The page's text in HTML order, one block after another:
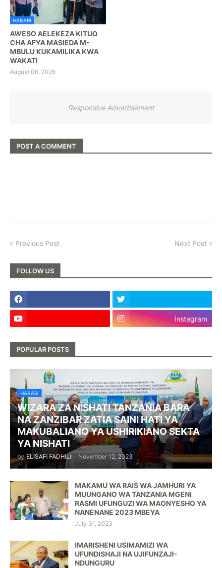
HABARI
AWESO AELEKEZA KITUO
CHA AFYA MASIEDA M-
MBULU KUKAMILIKA KWA
WAKATI
August 06, 2026
Responsive Advertisement
POST A COMMENT
Previous Post Next Post
FOLLOW US
Instagram
POPULAR POSTS
HABARI
WIZARA ZA NISHATI TANZANIA BARA
NA ZANZIBAR ZATIA SAINI HATI YA
MAKUBALIANO YA USHIRIKIANO SEKTA
YA NISHATI
by ELISAFI FADHILI - November 12, 2023
MAKAMU WA RAIS WA JAMHURI YA
MUUNGANO WA TANZANIA MGENI
RASMI UFUNGUZI WA MAONYESHO YA
NANENANE 2023 MBEYA
July 31, 2023
IMARISHENI USIMAMIZI WA
UFUNDISHAJI NA UJIFUNZAJI-
NDUNGURU